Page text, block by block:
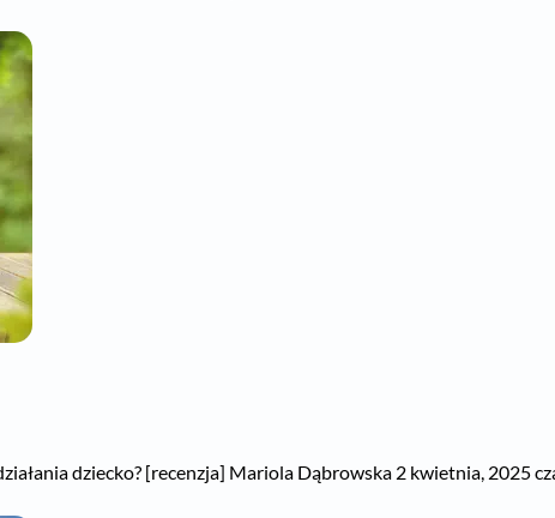
dziecko? [recenzja] Mariola Dąbrowska 2 kwietnia, 2025